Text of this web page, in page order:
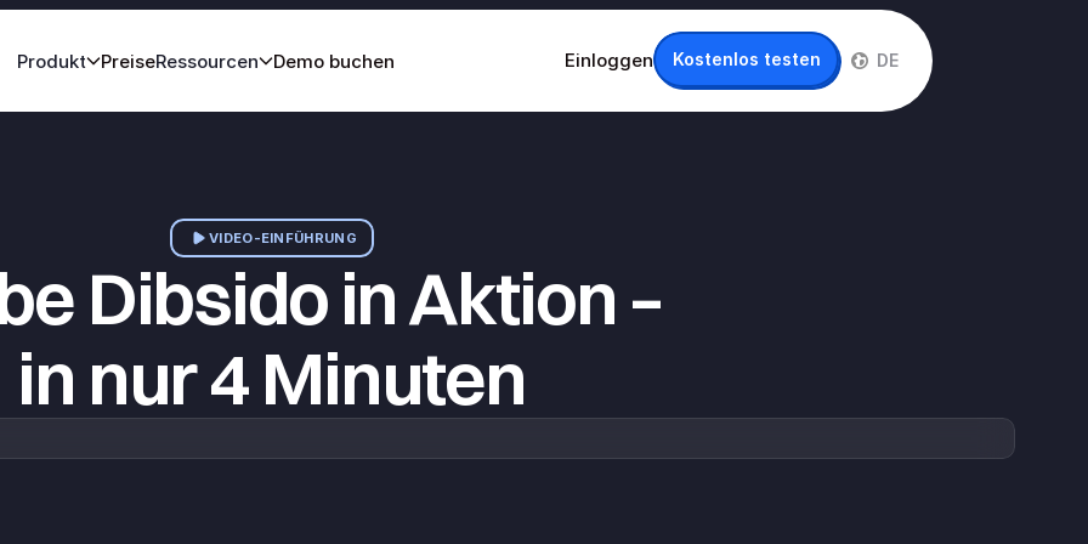
Produkt PreiseRessourcen Demo buchen Einloggen Kostenlos testen DE
IT
VIDEO-EINFÜHRUNG
Dibsido in Aktion –
in nur 4 Minuten